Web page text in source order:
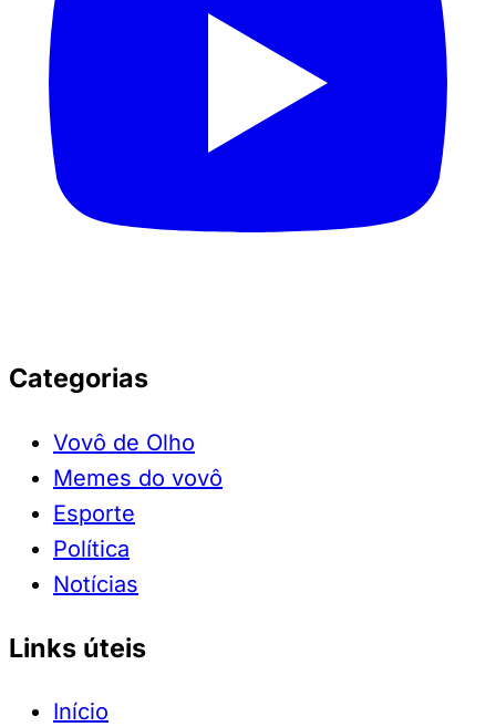
Categorias
Vovô de Olho
Memes do vovô
Esporte
Política
Notícias
Links úteis
Início